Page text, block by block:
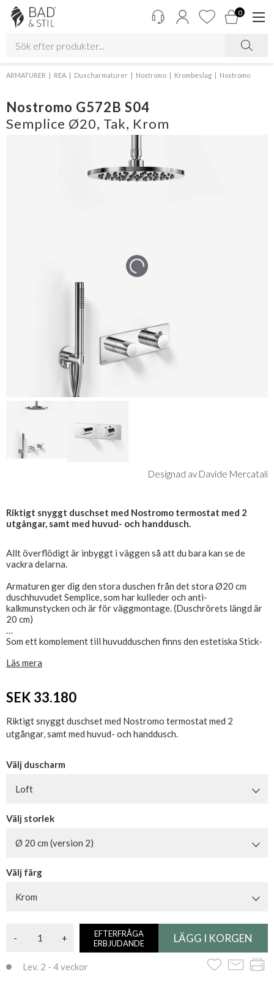
0
ARMATURER REA Duscharmaturer Nostromo Krombeslag Nostromo
Nostromo G572B S04
Semplice Ø20, Tak, Krom
Designad av Davide Mercatali
Riktigt snyggt duschset med Nostromo termostat med 2
utgångar, samt med huvud- och handdusch.
Allt överflödigt är inbyggt i väggen så att du bara kan se de
vackra delarna.
Armaturen ger dig den stora duschen från det stora Ø20 cm
duschhuvudet Semplice, som har kulleder och anti-
kalkmunstycken och är för väggmontage. (Duschrörets längd är
20 cm)
Som ett komplement till huvudduschen finns den estetiska Stick-
hållare/uttag och slang.
Installatören ska tillhandahålla rör och rördelar för tillträde och
mellan armatur och duschutlopp.
Det medföljer med andra ord inte rör och övergångsstycken,
beslagstyperna varierar beroende på val av installation.
Vi rekommenderar att du installerar läckageskydd för denna
fixtur. Köps separat (3/4"). Se relaterade produkter.
Läs mera
SEK 33.180
Riktigt snyggt duschset med Nostromo termostat med 2
utgångar, samt med huvud- och handdusch.
Välj duscharm
Loft
Välj storlek
Ø 20 cm (version 2)
Välj färg
Krom
- +
EFTERFRÅGA
ERBJUDANDE
Lev. 2 - 4 veckor